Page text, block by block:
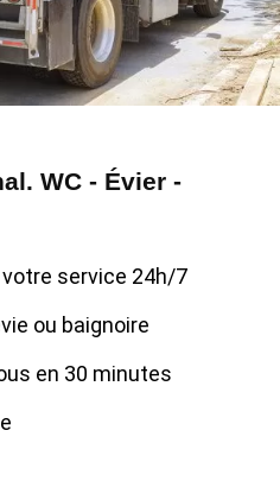
WC - Évier -
service 24h/7
ou baignoire
en 30 minutes